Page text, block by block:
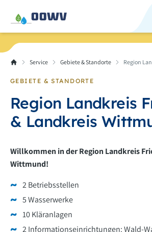
Service Gebiete & Standorte Region
GEBIETE & STANDORTE
Region Landkreis
& Landkreis
Willkommen in der Region Landkreis
Wittmund!
2 Betriebsstellen
5 Wasserwerke
10 Kläranlagen
2 Informationseinrichtungen: Wald-